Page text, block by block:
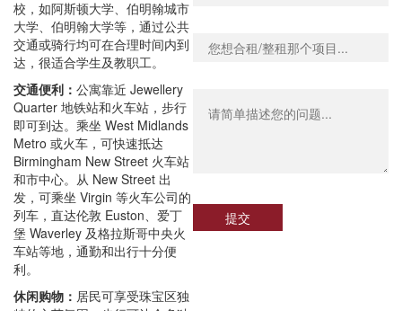
校，如阿斯顿大学、伯明翰城市
大学、伯明翰大学等，通过公共
交通或骑行均可在合理时间内到
达，很适合学生及教职工。
交通便利： 公寓靠近 Jewellery
Quarter 地铁站和火车站，步行
即可到达。乘坐 West Midlands
Metro 或火车，可快速抵达
Birmingham New Street 火车站
和市中心。从 New Street 出
发，可乘坐 Virgin 等火车公司的
列车，直达伦敦 Euston、爱丁
堡 Waverley 及格拉斯哥中央火
车站等地，通勤和出行十分便
利。
休闲购物： 居民可享受珠宝区独
提交